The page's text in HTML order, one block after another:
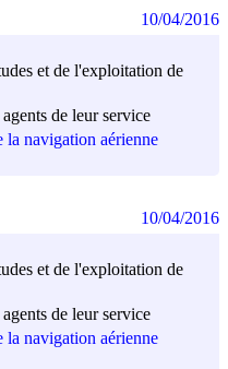
et de l'exploitation de
de leur service
la navigation aérienne
10/04/2016
et de l'exploitation de
de leur service
la navigation aérienne
10/04/2016